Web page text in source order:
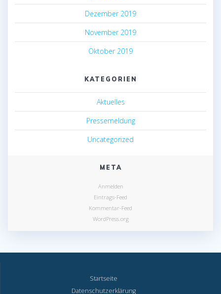
Dezember 2019
November 2019
Oktober 2019
KATEGORIEN
Aktuelles
Pressemeldung
Uncategorized
META
Anmelden
Eintrags-Feed
Kommentar-Feed
WordPress.org
Startseite
Datenschutzerklärung